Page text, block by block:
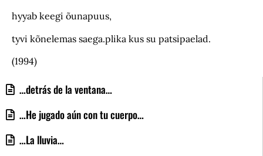
…detrás de la ventana…
…He jugado aún con tu cuerpo…
…La lluvia…
hyyab keegi õunapuus,
tyvi kõnelemas saega.plika kus su patsipaelad.
(1994)